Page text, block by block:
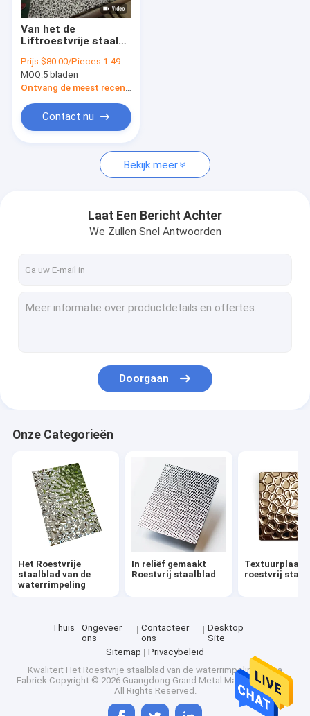
Gelamineerd Roestvrij staalblad
Poetspatroon roestvrij staalplaat
Anti-vingerafdruk roestvrij staalplaat
Geperforeerd Roestvrij staalblad
Roestvrij staal Geruite Plaat
De Versiering van de roestvrij staaltegel
Roestvrij staalstrook
Van het de
Liftroestvrije staal
Standaardblad 201
Spiegel beëindigt
Geëtst Goud
Prijs:$80.00/Pieces 1-49 Pieces
MOQ:5 bladen
Ontvang de meest recente Prijs
Contact nu
Bekijk meer
Laat Een Bericht Achter
We Zullen Snel Antwoorden
Doorgaan
Onze Categorieën
Het Roestvrije
staalblad van de
waterrimpeling
In reliëf gemaakt
Roestvrij staalblad
Textuurplaat
roestvrij staal
Thuis
Ongeveer
ons
Contacteer
ons
Desktop
Site
Sitemap
Privacybeleid
Kwaliteit Het Roestvrije staalblad van de waterrimpelingChina
Fabriek.Copyright © 2026 Guangdong Grand Metal Material Co., Ltd.
All Rights Reserved.